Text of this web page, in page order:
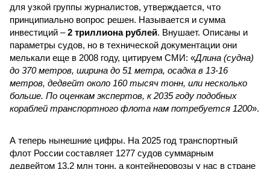
для узкой группы журналистов, утверждается, что
принципиально вопрос решен. Называется и сумма
инвестиций –2 триллиона рублей. Внушает. Описаны и
параметры судов, но в технической документации они
мелькали еще в 2008 году, цитируем СМИ: «Длина (судна)
до 370 метров, ширина до 51 метра, осадка в 13-16
метров, дедвейт около 160 тысяч тонн, или несколько
больше. По оценкам экспертов, к 2035 году подобных
кораблей транспортного флота нам потребуется 1200».
А теперь нынешние цифры. На 2025 год транспортный
флот России составляет 1277 судов суммарным
дедвейтом 13,2 млн тонн, а контейнеровозы у нас в стране